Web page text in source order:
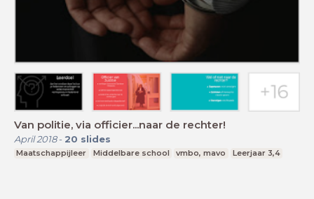
Van politie, via officier...naar de rechter!
April 2018- 20 slides
Maatschappijleer Middelbare school vmbo, mavo Leerjaar 3,4